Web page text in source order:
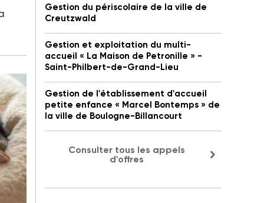
Gestion du périscolaire de la ville de
Creutzwald
Gestion et exploitation du multi-
accueil « La Maison de Petronille » -
Saint-Philbert-de-Grand-Lieu
Gestion de l'établissement d'accueil
petite enfance « Marcel Bontemps » de
la ville de Boulogne-Billancourt
Consulter tous les appels
d'offres